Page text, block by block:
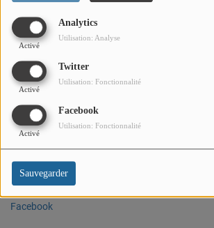
Analytics
Activé
Utilisation: Analyse
Twitter
Activé
Utilisation: Fonctionnalité
Facebook
Activé
Utilisation: Fonctionnalité
Sauvegarder
LEURS ACTUS
Ouvert toute l'année. Sur place et à emporter
de groupes. Terrasse.
jours de 12h à 14h et de 19h à 21h.
Fermé le mardi. Ouvert les jours fériés. Accueil
personnes. Menus de groupe possibles).
Organisation tous types d'événements.
ADRESSE
7 rue Pieta,06500, Menton,
Appeler +33 9 67 19 15 44
Facebook